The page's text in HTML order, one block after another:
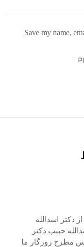
Save my name,
دکتر اسدالله
دکتر اسدالله حبیب دکتر
مطرح روزگار ما